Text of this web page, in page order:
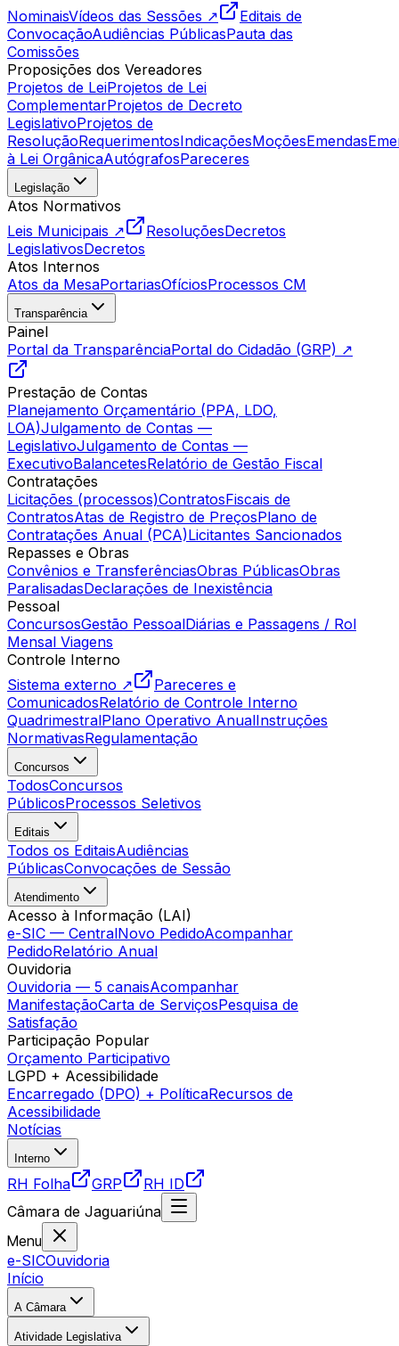
NominaisVídeos das Sessões ↗
Editais de
ConvocaçãoAudiências PúblicasPauta das
Comissões
Proposições dos Vereadores
Projetos de LeiProjetos de Lei
ComplementarProjetos de Decreto
LegislativoProjetos de
ResoluçãoRequerimentosIndicaçõesMoçõesEmendas
à Lei OrgânicaAutógrafosPareceres
Legislação
Atos Normativos
Leis Municipais ↗
ResoluçõesDecretos
LegislativosDecretos
Atos Internos
Atos da MesaPortariasOfíciosProcessos CM
Transparência
Painel
Portal da TransparênciaPortal do Cidadão (GRP) ↗
Prestação de Contas
Planejamento Orçamentário (PPA, LDO,
LOA)Julgamento de Contas —
LegislativoJulgamento de Contas —
ExecutivoBalancetesRelatório de Gestão Fiscal
Contratações
Licitações (processos)ContratosFiscais de
ContratosAtas de Registro de PreçosPlano de
Contratações Anual (PCA)Licitantes Sancionados
Repasses e Obras
Convênios e TransferênciasObras PúblicasObras
ParalisadasDeclarações de Inexistência
Pessoal
ConcursosGestão PessoalDiárias e Passagens / Rol
Mensal Viagens
Controle Interno
Sistema externo ↗
Pareceres e
ComunicadosRelatório de Controle Interno
QuadrimestralPlano Operativo AnualInstruções
NormativasRegulamentação
Concursos
TodosConcursos
PúblicosProcessos Seletivos
Editais
Todos os EditaisAudiências
PúblicasConvocações de Sessão
Atendimento
Acesso à Informação (LAI)
e-SIC — CentralNovo PedidoAcompanhar
PedidoRelatório Anual
Ouvidoria
Ouvidoria — 5 canaisAcompanhar
ManifestaçãoCarta de ServiçosPesquisa de
Satisfação
Participação Popular
Orçamento Participativo
LGPD + Acessibilidade
Encarregado (DPO) + PolíticaRecursos de
Acessibilidade
Notícias
Interno
RH Folha GRP
RH ID
Câmara de Jaguariúna
Menu
e-SICOuvidoria
Início
A Câmara
Atividade Legislativa